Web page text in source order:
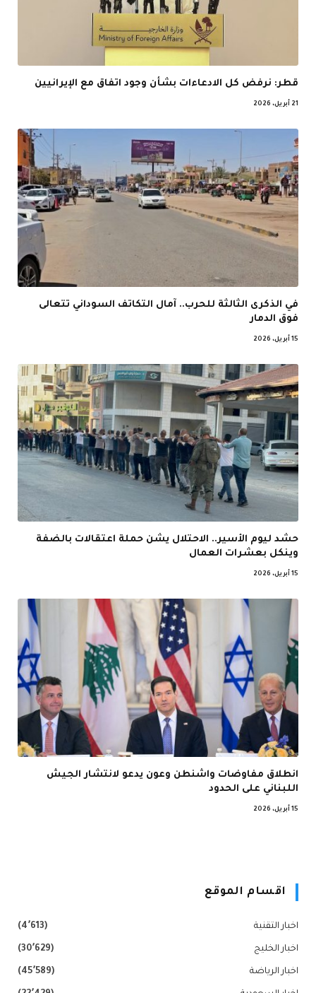
قطر: نرفض كل الادعاءات بشأن وجود اتفاق مع الإيرانيين
21 أبريل، 2026
في الذكرى الثالثة للحرب.. آمال التكاتف السوداني تتعالى
فوق الدمار
15 أبريل، 2026
حشد ليوم الأسير.. الاحتلال يشن حملة اعتقالات بالضفة
وينكل بعشرات العمال
15 أبريل، 2026
انطلاق مفاوضات واشنطن وعون يدعو لانتشار الجيش
اللبناني على الحدود
15 أبريل، 2026
اقسام الموقع
اخبار التقنية (4٬613)
اخبار الخليج (30٬629)
اخبار الرياضة (45٬589)